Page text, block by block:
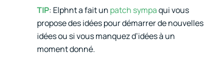
TIP: Elphnt a fait un patch sympaqui vous
propose des idées pour démarrer de nouvelles
idées ou si vous manquez d’idées à un
moment donné.